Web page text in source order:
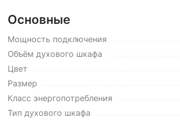
Основные
Мощность подключения
Объём духового шкафа
Цвет
Размер
Класс энергопотребления
Тип духового шкафа